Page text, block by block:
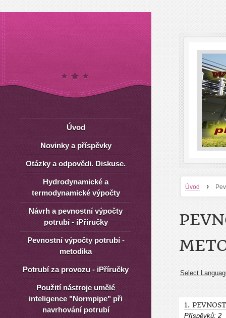
Úvod ›
Select
1.
Příspěvků: 2
Úvod
Novinky a příspěvky
Otázky a odpovědi. Diskuse.
Hydrodynamické a
termodynamické výpočty
Návrh a pevnostní výpočty
potrubí - iPříručky
Pevnostní výpočty potrubí -
metodika
Potrubí za provozu - iPříručky
Použití nástroje umělé
inteligence "Normpipe" při
navrhování potrubí